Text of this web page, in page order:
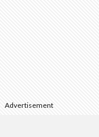
Advertisement